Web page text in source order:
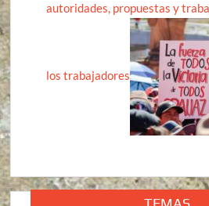
autoridades, propuestas y
los trabajadores